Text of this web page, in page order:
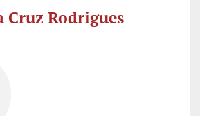
Cruz Rodrigues